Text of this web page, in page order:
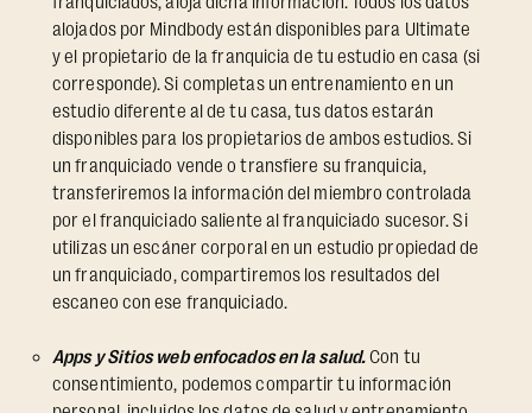
alojados por Mindbody están disponibles para Ultimate
y el propietario de la franquicia de tu estudio en casa (si
corresponde). Si completas un entrenamiento en un
estudio diferente al de tu casa, tus datos estarán
disponibles para los propietarios de ambos estudios. Si
un franquiciado vende o transfiere su franquicia,
transferiremos la información del miembro controlada
por el franquiciado saliente al franquiciado sucesor. Si
utilizas un escáner corporal en un estudio propiedad de
un franquiciado, compartiremos los resultados del
escaneo con ese franquiciado.
Apps y Sitios web enfocados en la salud.Con tu
consentimiento, podemos compartir tu información